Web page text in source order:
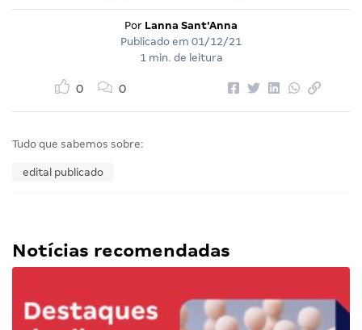
Por Lanna Sant'Anna
Publicado em 01/12/21
1 min. de leitura
0 0
Tudo que sabemos sobre:
edital publicado
Notícias recomendadas